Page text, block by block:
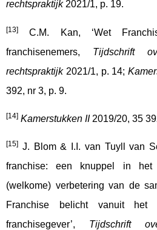
rechtspraktijk 2021/1, p. 19.
[13]
C.M. Kan, ‘Wet
franchisenemers, Tijdschrift
rechtspraktijk 2021/1, p. 14;
392, nr 3, p. 9.
[14] Kamerstukken II 2019/20, 35
[15] J. Blom & I.I. van Tuyll van
franchise: een knuppel in het
(welkome) verbetering van de
Franchise belicht vanuit het
franchisegever’, Tijdschrift